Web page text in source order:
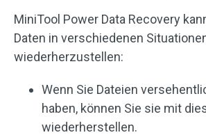
MiniTool Power Data Recovery
Daten in verschiedenen
wiederherzustellen:
Wenn Sie Dateien
haben, können Sie sie mit
wiederherstellen.